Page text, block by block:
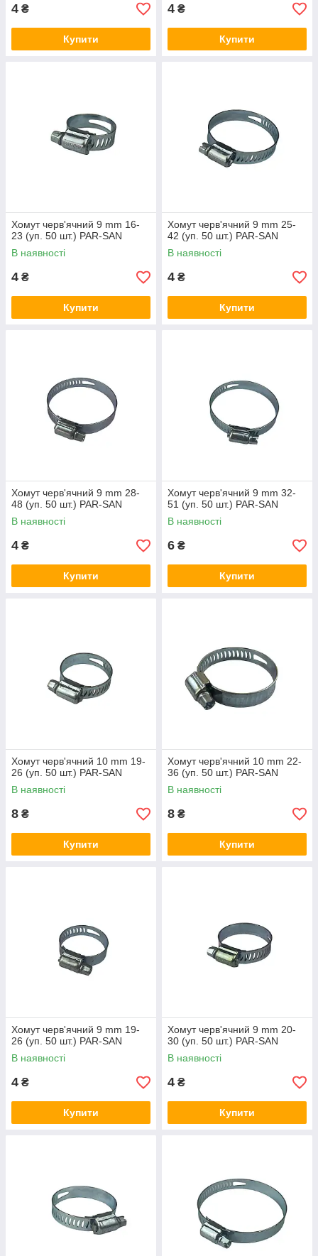
4 ₴
Купити
4 ₴
Купити
Хомут черв'ячний 9 mm 16-
23 (уп. 50 шт.) PAR-SAN
В наявності
4 ₴
Купити
Хомут черв'ячний 9 mm 25-
42 (уп. 50 шт.) PAR-SAN
В наявності
4 ₴
Купити
Хомут черв'ячний 9 mm 28-
48 (уп. 50 шт.) PAR-SAN
В наявності
4 ₴
Купити
Хомут черв'ячний 9 mm 32-
51 (уп. 50 шт.) PAR-SAN
В наявності
6 ₴
Купити
Хомут черв'ячний 10 mm 19-
26 (уп. 50 шт.) PAR-SAN
В наявності
8 ₴
Купити
Хомут черв'ячний 10 mm 22-
36 (уп. 50 шт.) PAR-SAN
В наявності
8 ₴
Купити
Хомут черв'ячний 9 mm 19-
26 (уп. 50 шт.) PAR-SAN
В наявності
4 ₴
Купити
Хомут черв'ячний 9 mm 20-
30 (уп. 50 шт.) PAR-SAN
В наявності
4 ₴
Купити